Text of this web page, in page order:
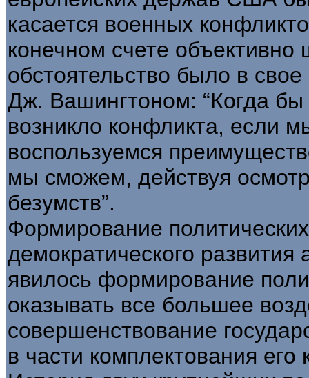
касается военных
конечном счете
обстоятельство было в
Дж. Вашингтоном: “Когда
возникло конфликта, если
воспользуемся
мы сможем, действуя
безумств”.
Формирование
демократического
явилось формирование
оказывать все большее
совершенствование
в части комплектования его